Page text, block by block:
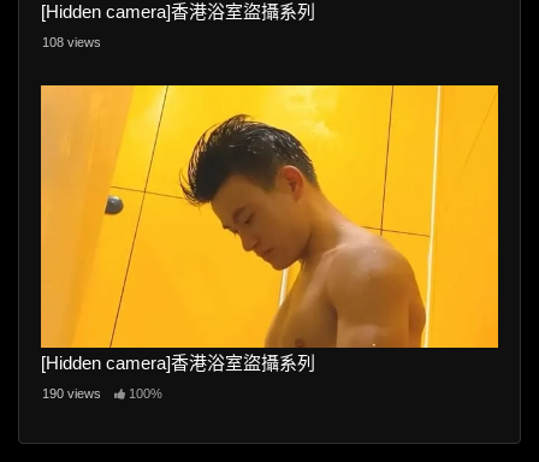
[Hidden camera]香港浴室盜攝系列
108 views
[Hidden camera]香港浴室盜攝系列
190 views 100%